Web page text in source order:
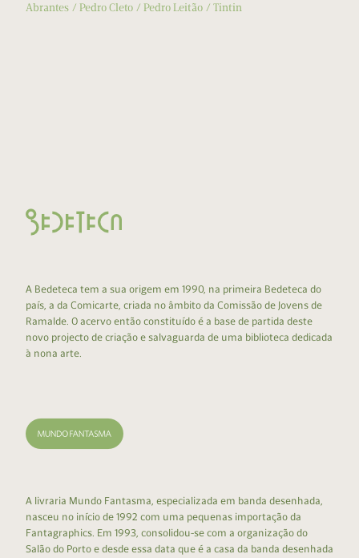
Abrantes
Pedro Cleto Pedro Leitão Tintin
A Bedeteca tem a sua origem em 1990, na primeira Bedeteca do
país, a da Comicarte, criada no âmbito da Comissão de Jovens de
Ramalde. O acervo então constituído é a base de partida deste
novo projecto de criação e salvaguarda de uma biblioteca dedicada
à nona arte.
A livraria Mundo Fantasma, especializada em banda desenhada,
nasceu no início de 1992 com uma pequenas importação da
Fantagraphics. Em 1993, consolidou-se com a organização do
Salão do Porto e desde essa data que é a casa da banda desenhada